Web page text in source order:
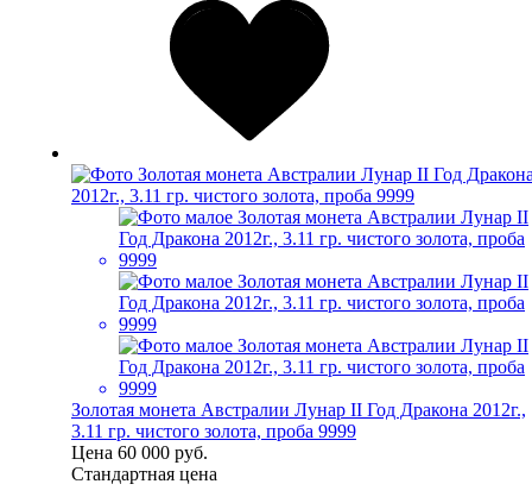
Золотая монета Австралии Лунар II Год Дракона 2012г.,
3.11 гр. чистого золота, проба 9999
Цена 60 000 руб.
Стандартная цена